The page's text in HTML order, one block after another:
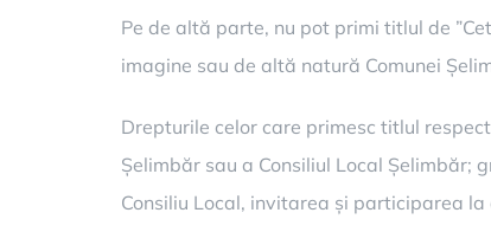
Pe de altă parte, nu pot primi titlul de
imagine sau de altă natură Comunei
Drepturile celor care primesc titlul
Șelimbăr sau a Consiliul Local
Consiliu Local, invitarea și participarea